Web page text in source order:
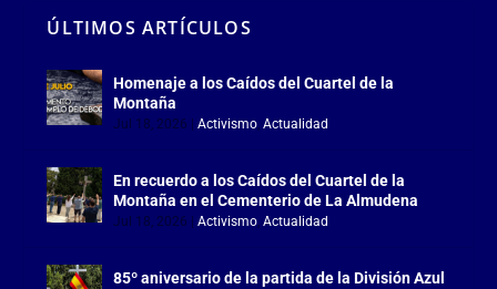
ÚLTIMOS ARTÍCULOS
Homenaje a los Caídos del Cuartel de la
Montaña
Jul 18, 2026 |Activismo ,Actualidad
En recuerdo a los Caídos del Cuartel de la
Montaña en el Cementerio de La Almudena
Jul 18, 2026 |Activismo ,Actualidad
85º aniversario de la partida de la División Azul